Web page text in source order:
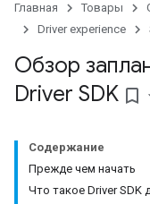
Главная Товары
Driver experience
Обзор
Driver SDK bookmark_border
Содержание
Прежде чем начать
Что такое Driver SDK